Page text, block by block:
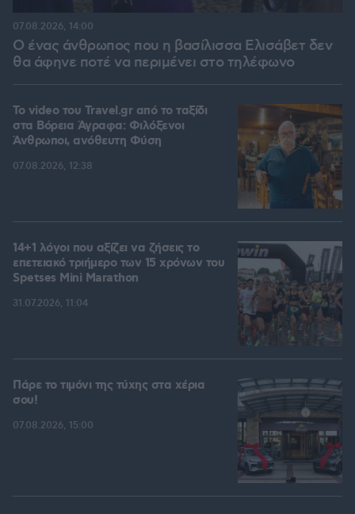
Ο ένας άνθρωπος που η βασίλισσα Ελισάβετ δεν
θα άφηνε ποτέ να περιμένει στο τηλέφωνο
07.08.2026, 14:00
To video του Travel.gr από το ταξίδι
στα Βόρεια Άγραφα: Φιλόξενοι
Άνθρωποι, ανόθευτη Φύση
07.08.2026, 12:38
14+1 λόγοι που αξίζει να ζήσεις το
επετειακό τριήμερο των 15 χρόνων του
Spetses Mini Marathon
31.07.2026, 11:04
Πάρε το τιμόνι της τύχης στα χέρια
σου!
07.08.2026, 15:00